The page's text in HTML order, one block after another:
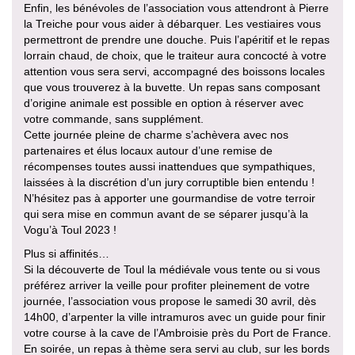
Enfin, les bénévoles de l’association vous attendront à Pierre
la Treiche pour vous aider à débarquer. Les vestiaires vous
permettront de prendre une douche. Puis l’apéritif et le repas
lorrain chaud, de choix, que le traiteur aura concocté à votre
attention vous sera servi, accompagné des boissons locales
que vous trouverez à la buvette. Un repas sans composant
d’origine animale est possible en option à réserver avec
votre commande, sans supplément.
Cette journée pleine de charme s’achèvera avec nos
partenaires et élus locaux autour d’une remise de
récompenses toutes aussi inattendues que sympathiques,
laissées à la discrétion d’un jury corruptible bien entendu !
N’hésitez pas à apporter une gourmandise de votre terroir
qui sera mise en commun avant de se séparer jusqu’à la
Vogu’à Toul 2023 !
Plus si affinités…
Si la découverte de Toul la médiévale vous tente ou si vous
préférez arriver la veille pour profiter pleinement de votre
journée, l’association vous propose le samedi 30 avril, dès
14h00, d’arpenter la ville intramuros avec un guide pour finir
votre course à la cave de l’Ambroisie près du Port de France.
En soirée, un repas à thème sera servi au club, sur les bords